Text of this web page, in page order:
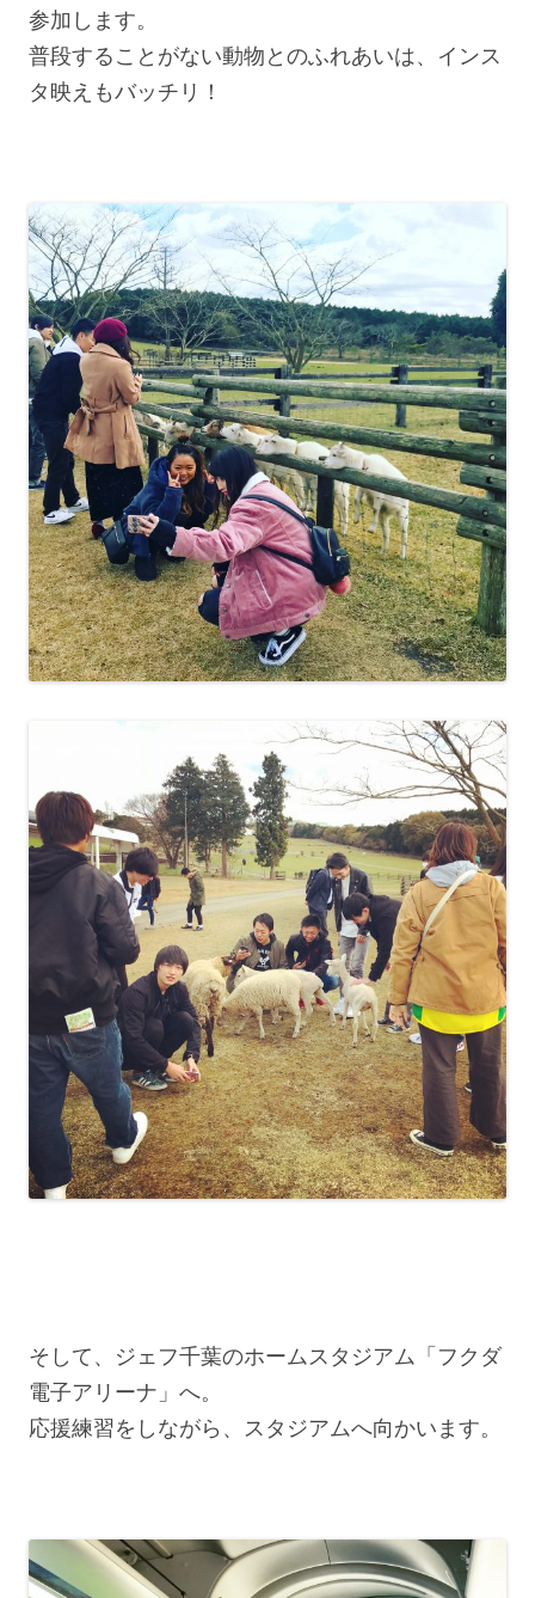
参加します。
普段することがない動物とのふれあいは、インス
タ映えもバッチリ！
そして、ジェフ千葉のホームスタジアム「フクダ
電子アリーナ」へ。
応援練習をしながら、スタジアムへ向かいます。